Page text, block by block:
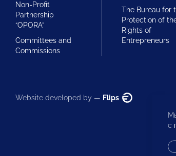
Non-Profit
Partnership
“OPORA”
Committees and
Commissions
The Bureau for
Protection of
Rights of
Entrepreneurs
Website developed by — Flips
с